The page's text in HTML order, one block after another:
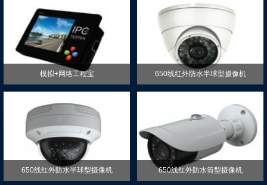
模拟+网络工程宝 650线红外防水半球型摄像机
650线红外防水半球型摄像机 650线红外防水筒型摄像机